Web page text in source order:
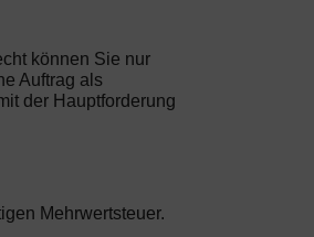
können Sie nur
Auftrag als
der Hauptforderung
Mehrwertsteuer.